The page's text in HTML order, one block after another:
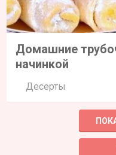
Домашние
начинкой
Десерты